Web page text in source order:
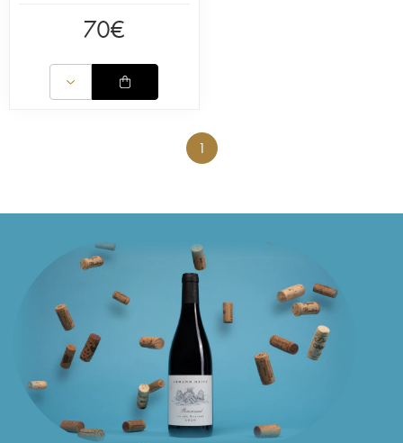
70€
1